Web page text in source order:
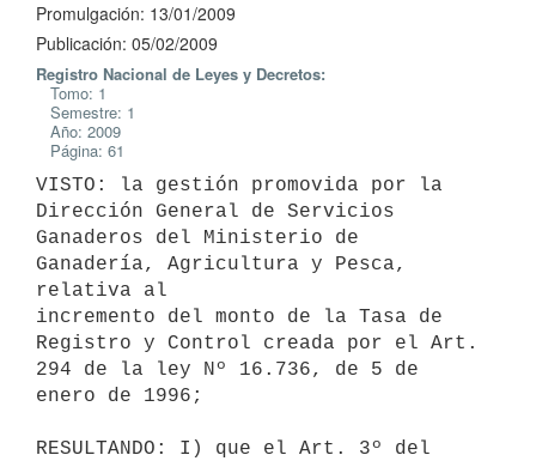
Promulgación: 13/01/2009
Publicación: 05/02/2009
Registro Nacional de Leyes y Decretos:
Tomo: 1
Semestre: 1
Año: 2009
Página: 61
VISTO: la gestión promovida por la
Dirección General de Servicios
Ganaderos del Ministerio de
Ganadería, Agricultura y Pesca,
relativa al
incremento del monto de la Tasa de
Registro y Control creada por el Art.
294 de la ley Nº 16.736, de 5 de
enero de 1996;
RESULTANDO: I) que el Art. 3º del